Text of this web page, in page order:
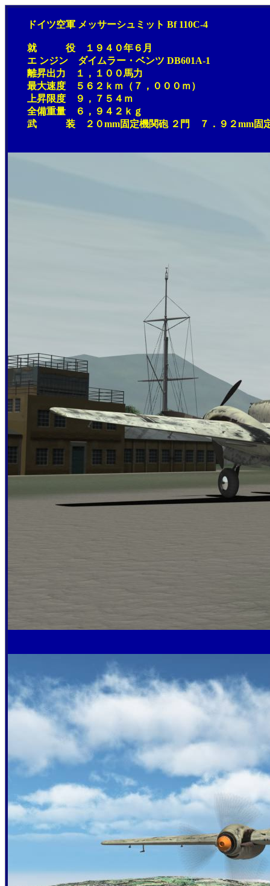
ドイツ空軍 メッサーシュミット Bf 110C-4
就 役 １９４０年６月
エ ンジン ダイムラー・ベンツ DB601A-1
離昇出力 １，１００馬力
最大速度 ５６２ｋｍ（７，０００ｍ）
上昇限度 ９，７５４ｍ
全備重量 ６，９４２ｋｇ
武 装 ２０mm固定機関砲 ２門 ７．９２mm固定機